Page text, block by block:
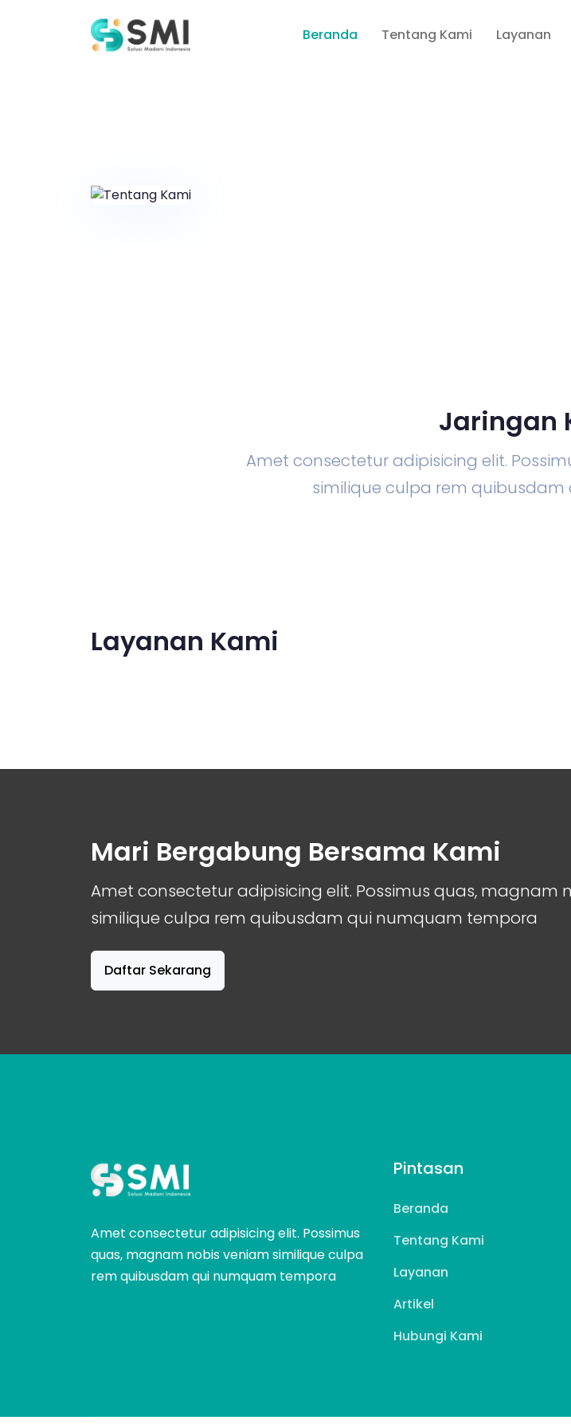
Beranda Tentang Kami Layanan
Jaringan
Amet consectetur adipisicing elit.
similique culpa rem
Layanan Kami
Mari Bergabung Bersama Kami
Amet consectetur adipisicing elit. Possimus quas, magnam
similique culpa rem quibusdam qui numquam tempora
Daftar Sekarang
Amet consectetur adipisicing elit. Possimus
quas, magnam nobis veniam similique culpa
rem quibusdam qui numquam tempora
Pintasan
Beranda
Tentang Kami
Layanan
Artikel
Hubungi Kami